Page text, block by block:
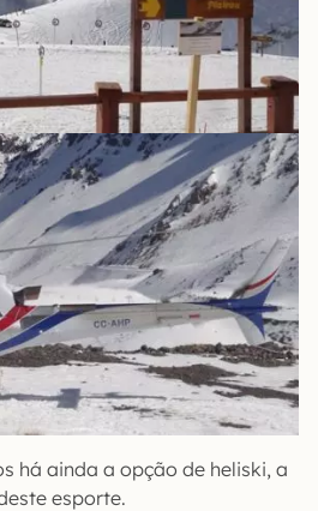
há ainda a opção de heliski, a
esporte.